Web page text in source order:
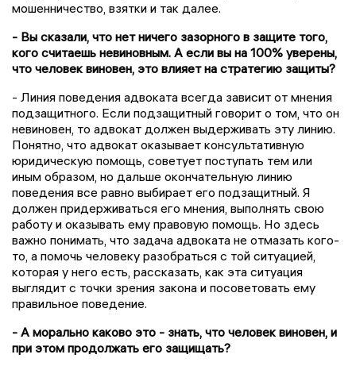
мошенничество, взятки и так далее.
- Вы сказали, что нет ничего зазорного в защите того,
кого считаешь невиновным. А если вы на 100% уверены,
что человек виновен, это влияет на стратегию защиты?
- Линия поведения адвоката всегда зависит от мнения
подзащитного. Если подзащитный говорит о том, что он
невиновен, то адвокат должен выдерживать эту линию.
Понятно, что адвокат оказывает консультативную
юридическую помощь, советует поступать тем или
иным образом, но дальше окончательную линию
поведения все равно выбирает его подзащитный. Я
должен придерживаться его мнения, выполнять свою
работу и оказывать ему правовую помощь. Но здесь
важно понимать, что задача адвоката не отмазать кого-
то, а помочь человеку разобраться с той ситуацией,
которая у него есть, рассказать, как эта ситуация
выглядит с точки зрения закона и посоветовать ему
правильное поведение.
- А морально каково это - знать, что человек виновен, и
при этом продолжать его защищать?